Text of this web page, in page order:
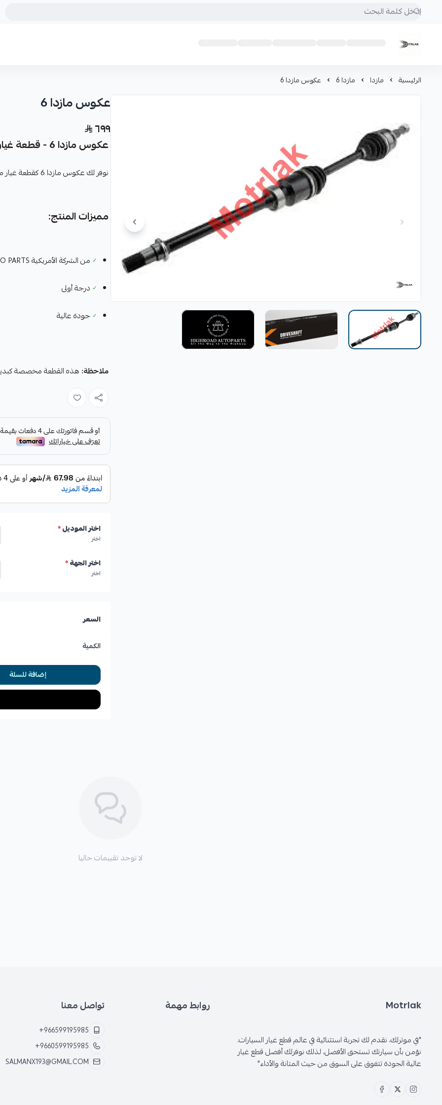
Motrlak
الرئيسية مازدا مازدا 6 عكوس مازدا 6
عكوس مازدا 6
٦٩٩
عكوس مازدا 6 - قطعة غيار عالية الجودة
نوفر لك عكوس مازدا 6 كقطعة غيار متينة وعالية الجودة، مصممة خصيصًا لسيارتك.
مميزات المنتج:
✓ من الشركة الأمريكية HIGHROAD AUTO PARTS
✓ درجة أولى
✓جودة عالية
ملاحظة: هذه القطعة مخصصة كبديل
اختر الموديل*
اختر
اختر الجهة*
اختر
السعر
الكمية
إضافة للسلة
لا توجد تقييمات حاليا
Motrlak
"في موترلك، نقدم لك تجربة استثنائية في عالم قطع غيار السيارات.
نؤمن بأن سيارتك تستحق الأفضل، لذلك نوفرلك أفضل قطع غيار
عالية الجودة تتفوق على السوق من حيث المتانة والأداء"
روابط مهمة تواصل معنا
+966599195985
+9660599195985
SALMANX193@GMAIL.COM